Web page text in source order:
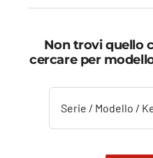
Non trovi quello
cercare per